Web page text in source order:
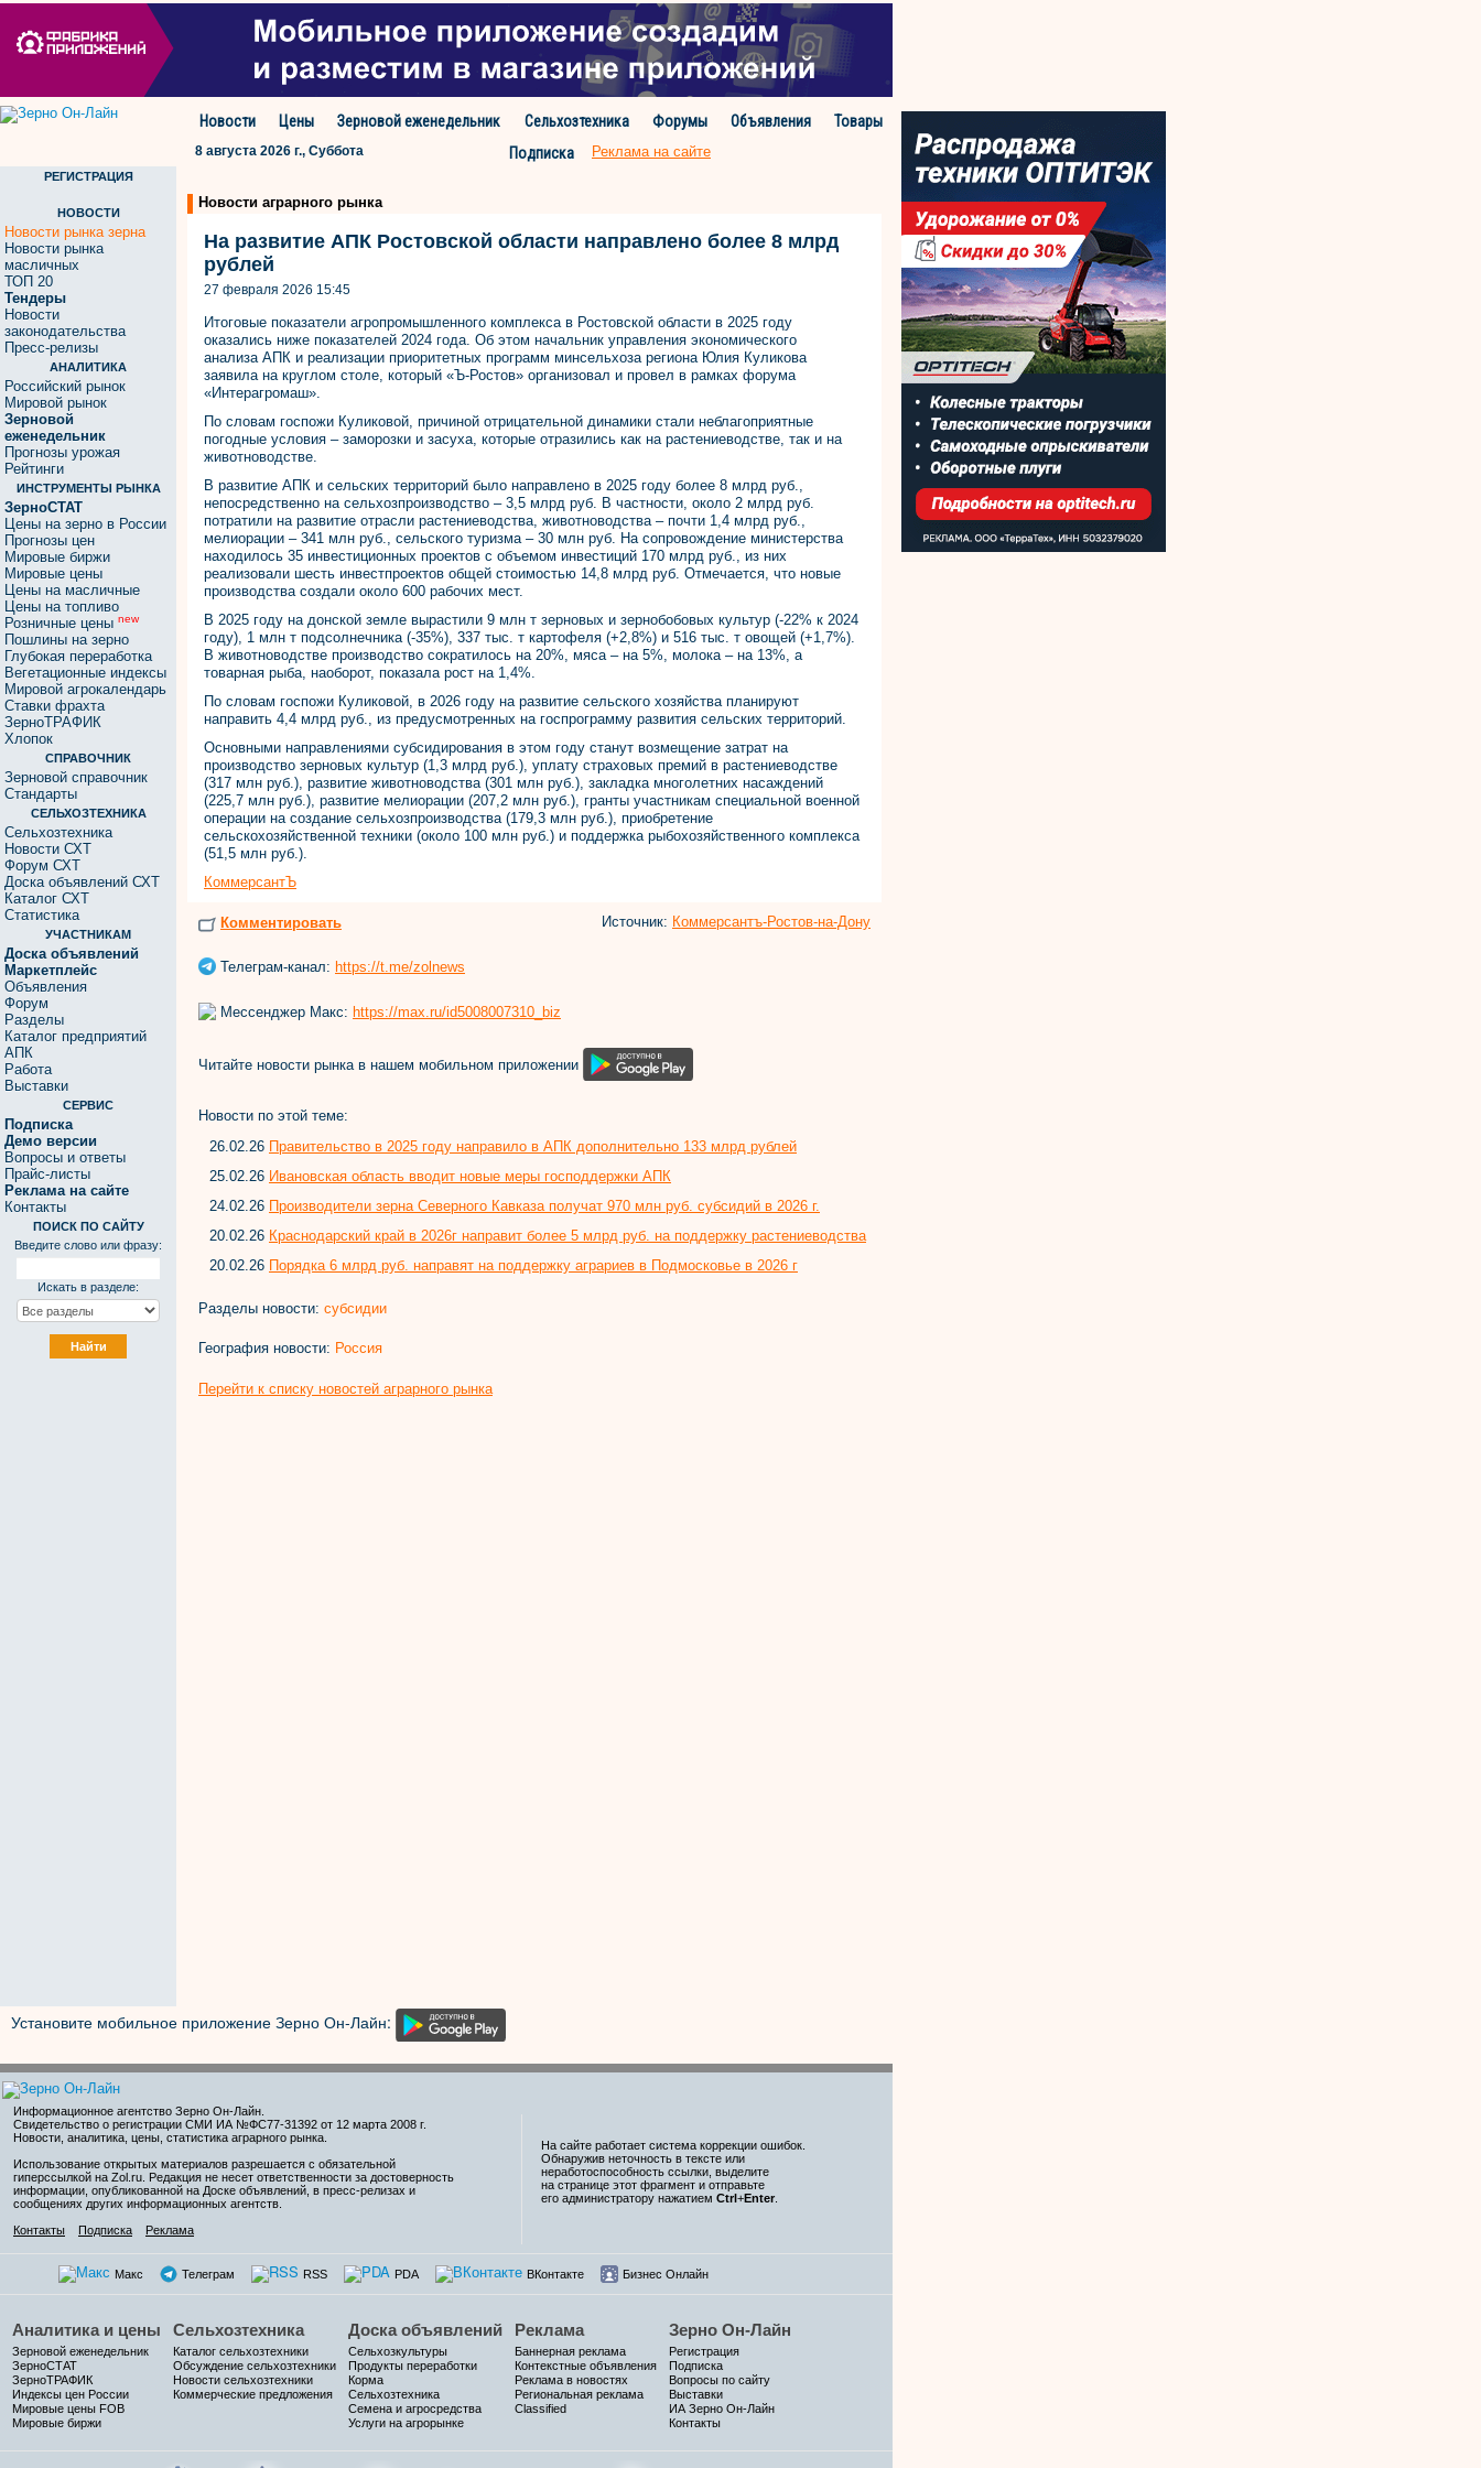
Новости Цены Зерновой еженедельник Сельхозтехника Форумы Объявления
Товары
Подписка
8 августа 2026 г., Суббота Реклама на сайте
РЕГИСТРАЦИЯ
НОВОСТИ
Новости рынка зерна
Новости рынка
масличных
ТОП 20
Тендеры
Новости
законодательства
Пресс-релизы
АНАЛИТИКА
Российский рынок
Мировой рынок
Зерновой
еженедельник
Прогнозы урожая
Рейтинги
ИНСТРУМЕНТЫ РЫНКА
ЗерноСТАТ
Цены на зерно в России
Прогнозы цен
Мировые биржи
Мировые цены
Цены на масличные
Цены на топливо
Розничные цены new
Пошлины на зерно
Глубокая переработка
Вегетационные индексы
Мировой агрокалендарь
Ставки фрахта
ЗерноТРАФИК
Хлопок
СПРАВОЧНИК
Зерновой справочник
Стандарты
СЕЛЬХОЗТЕХНИКА
Сельхозтехника
Новости СХТ
Форум СХТ
Доска объявлений СХТ
Каталог СХТ
Статистика
УЧАСТНИКАМ
Доска объявлений
Маркетплейс
Объявления
Форум
Разделы
Каталог предприятий
АПК
Работа
Выставки
СЕРВИС
Подписка
Демо версии
Вопросы и ответы
Прайс-листы
Реклама на сайте
Контакты
ПОИСК ПО САЙТУ
Введите слово или фразу:
Искать в разделе:
Новости аграрного рынка
На развитие АПК Ростовской области направлено более 8 млрд
рублей
27 февраля 2026 15:45
Итоговые показатели агропромышленного комплекса в Ростовской области в 2025 году
оказались ниже показателей 2024 года. Об этом начальник управления экономического
анализа АПК и реализации приоритетных программ минсельхоза региона Юлия Куликова
заявила на круглом столе, который «Ъ-Ростов» организовал и провел в рамках форума
«Интерагромаш».
По словам госпожи Куликовой, причиной отрицательной динамики стали неблагоприятные
погодные условия – заморозки и засуха, которые отразились как на растениеводстве, так и на
животноводстве.
В развитие АПК и сельских территорий было направлено в 2025 году более 8 млрд руб.,
непосредственно на сельхозпроизводство – 3,5 млрд руб. В частности, около 2 млрд руб.
потратили на развитие отрасли растениеводства, животноводства – почти 1,4 млрд руб.,
мелиорации – 341 млн руб., сельского туризма – 30 млн руб. На сопровождение министерства
находилось 35 инвестиционных проектов с объемом инвестиций 170 млрд руб., из них
реализовали шесть инвестпроектов общей стоимостью 14,8 млрд руб. Отмечается, что новые
производства создали около 600 рабочих мест.
В 2025 году на донской земле вырастили 9 млн т зерновых и зернобобовых культур (-22% к 2024
году), 1 млн т подсолнечника (-35%), 337 тыс. т картофеля (+2,8%) и 516 тыс. т овощей (+1,7%).
В животноводстве производство сократилось на 20%, мяса – на 5%, молока – на 13%, а
товарная рыба, наоборот, показала рост на 1,4%.
По словам госпожи Куликовой, в 2026 году на развитие сельского хозяйства планируют
направить 4,4 млрд руб., из предусмотренных на госпрограмму развития сельских территорий.
Основными направлениями субсидирования в этом году станут возмещение затрат на
производство зерновых культур (1,3 млрд руб.), уплату страховых премий в растениеводстве
(317 млн руб.), развитие животноводства (301 млн руб.), закладка многолетних насаждений
(225,7 млн руб.), развитие мелиорации (207,2 млн руб.), гранты участникам специальной военной
операции на создание сельхозпроизводства (179,3 млн руб.), приобретение
сельскохозяйственной техники (около 100 млн руб.) и поддержка рыбохозяйственного комплекса
(51,5 млн руб.).
КоммерсантЪ
Комментировать Источник: Коммерсантъ-Ростов-на-Дону
Телеграм-канал: https://t.me/zolnews
Мессенджер Макс: https://max.ru/id5008007310_biz
Читайте новости рынка в нашем мобильном приложении
Новости по этой теме:
26.02.26 Правительство в 2025 году направило в АПК дополнительно 133 млрд рублей
25.02.26 Ивановская область вводит новые меры господдержки АПК
24.02.26 Производители зерна Северного Кавказа получат 970 млн руб. субсидий в 2026 г.
20.02.26 Краснодарский край в 2026г направит более 5 млрд руб. на поддержку растениеводства
20.02.26 Порядка 6 млрд руб. направят на поддержку аграриев в Подмосковье в 2026 г
Разделы новости: субсидии
География новости: Россия
Перейти к списку новостей аграрного рынка
Установите мобильное приложение Зерно Он-Лайн:
Информационное агентство Зерно Он-Лайн
Свидетельство о регистрации СМИ ИА №ФС77-31392 от 12 марта 2008 г.
Новости, аналитика, цены, статистика аграрного рынка.
Использование открытых материалов разрешается с обязательной
гиперссылкой на Zol.ru. Редакция не несет ответственности за достоверность
информации, опубликованной на Доске объявлений, в пресс-релизах и
сообщениях других информационных агентств.
Контакты
Подписка Реклама
На сайте работает система коррекции ошибок.
Обнаружив неточность в тексте или
неработоспособность ссылки, выделите
на странице этот фрагмент и отправьте
его администратору нажатием Ctrl+Enter
Макс Телеграм RSS PDA ВКонтакте Бизнес Онлайн
Аналитика и цены
Зерновой еженедельник
ЗерноСТАТ
ЗерноТРАФИК
Индексы цен России
Мировые цены FOB
Мировые биржи
Сельхозтехника
Каталог сельхозтехники
Обсуждение сельхозтехники
Новости сельхозтехники
Коммерческие предложения
Доска объявлений
Сельхозкультуры
Продукты переработки
Корма
Сельхозтехника
Семена и агросредства
Услуги на агрорынке
Реклама
Баннерная реклама
Контекстные объявления
Реклама в новостях
Региональная реклама
Classified
Зерно Он-Лайн
Регистрация
Подписка
Вопросы по сайту
Выставки
ИА Зерно Он-Лайн
Контакты